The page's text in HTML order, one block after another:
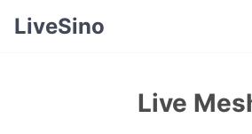
LiveSino
Live